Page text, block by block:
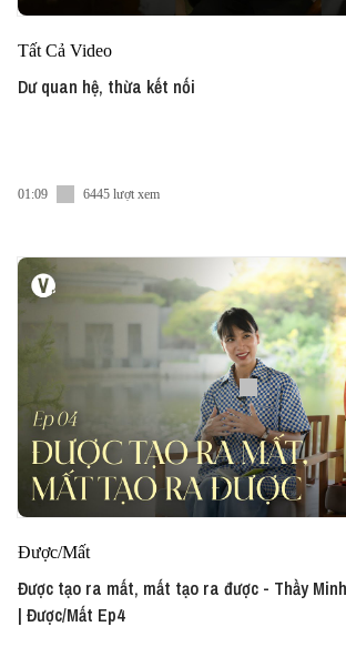
Tất Cả Video
Dư quan hệ, thừa kết nối
01:09 6445 lượt xem
Được/Mất
Được tạo ra mất, mất tạo ra được - Thầy
| Được/Mất Ep4